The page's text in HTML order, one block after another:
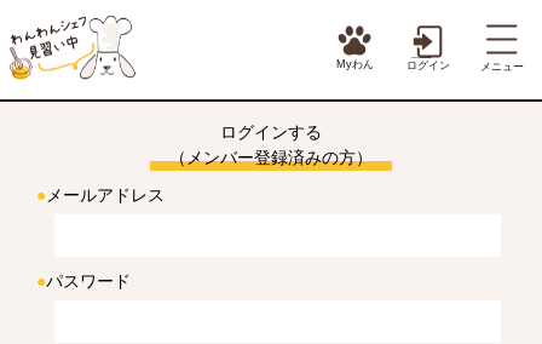
Myわん ログイン メニュー
ログインする
（メンバー登録済みの方）
● メールアドレス
●パスワード